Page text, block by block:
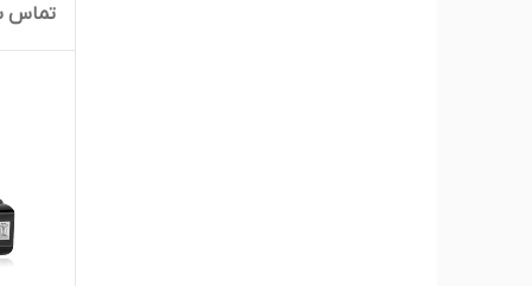
تماس